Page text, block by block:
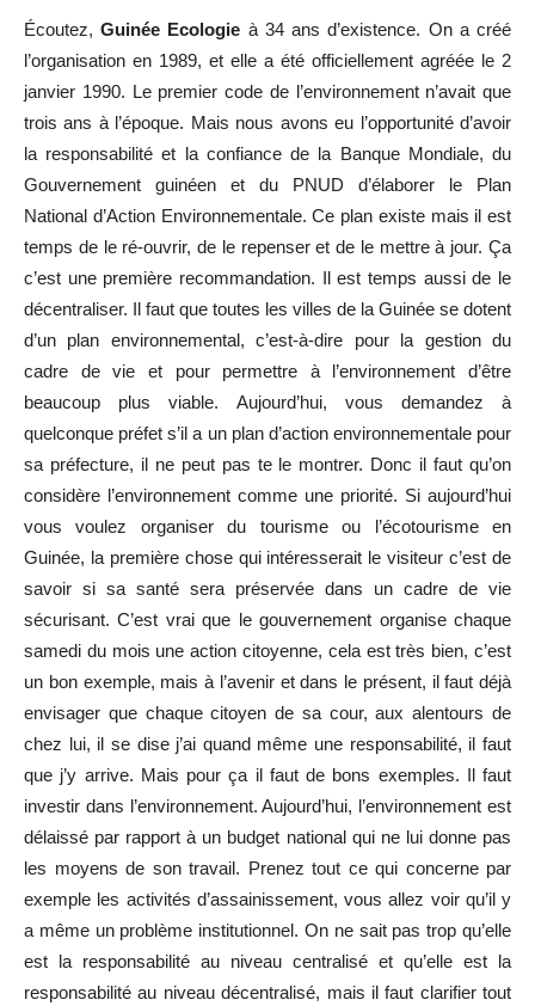
Écoutez,Guinée Ecologie à 34 ans d’existence. On a créé
l’organisation en 1989, et elle a été officiellement agréée le 2
janvier 1990. Le premier code de l’environnement n’avait que
trois ans à l’époque. Mais nous avons eu l’opportunité d’avoir
la responsabilité et la confiance de la Banque Mondiale, du
Gouvernement guinéen et du PNUD d’élaborer le Plan
National d’Action Environnementale. Ce plan existe mais il est
temps de le ré-ouvrir, de le repenser et de le mettre à jour. Ça
c’est une première recommandation. Il est temps aussi de le
décentraliser. Il faut que toutes les villes de la Guinée se dotent
d’un plan environnemental, c’est-à-dire pour la gestion du
cadre de vie et pour permettre à l’environnement d’être
beaucoup plus viable. Aujourd’hui, vous demandez à
quelconque préfet s’il a un plan d’action environnementale pour
sa préfecture, il ne peut pas te le montrer. Donc il faut qu’on
considère l’environnement comme une priorité. Si aujourd’hui
vous voulez organiser du tourisme ou l’écotourisme en
Guinée, la première chose qui intéresserait le visiteur c’est de
savoir si sa santé sera préservée dans un cadre de vie
sécurisant. C’est vrai que le gouvernement organise chaque
samedi du mois une action citoyenne, cela est très bien, c’est
un bon exemple, mais à l’avenir et dans le présent, il faut déjà
envisager que chaque citoyen de sa cour, aux alentours de
chez lui, il se dise j’ai quand même une responsabilité, il faut
que j’y arrive. Mais pour ça il faut de bons exemples. Il faut
investir dans l’environnement. Aujourd’hui, l’environnement est
délaissé par rapport à un budget national qui ne lui donne pas
les moyens de son travail. Prenez tout ce qui concerne par
exemple les activités d’assainissement, vous allez voir qu’il y
a même un problème institutionnel. On ne sait pas trop qu’elle
est la responsabilité au niveau centralisé et qu’elle est la
responsabilité au niveau décentralisé, mais il faut clarifier tout